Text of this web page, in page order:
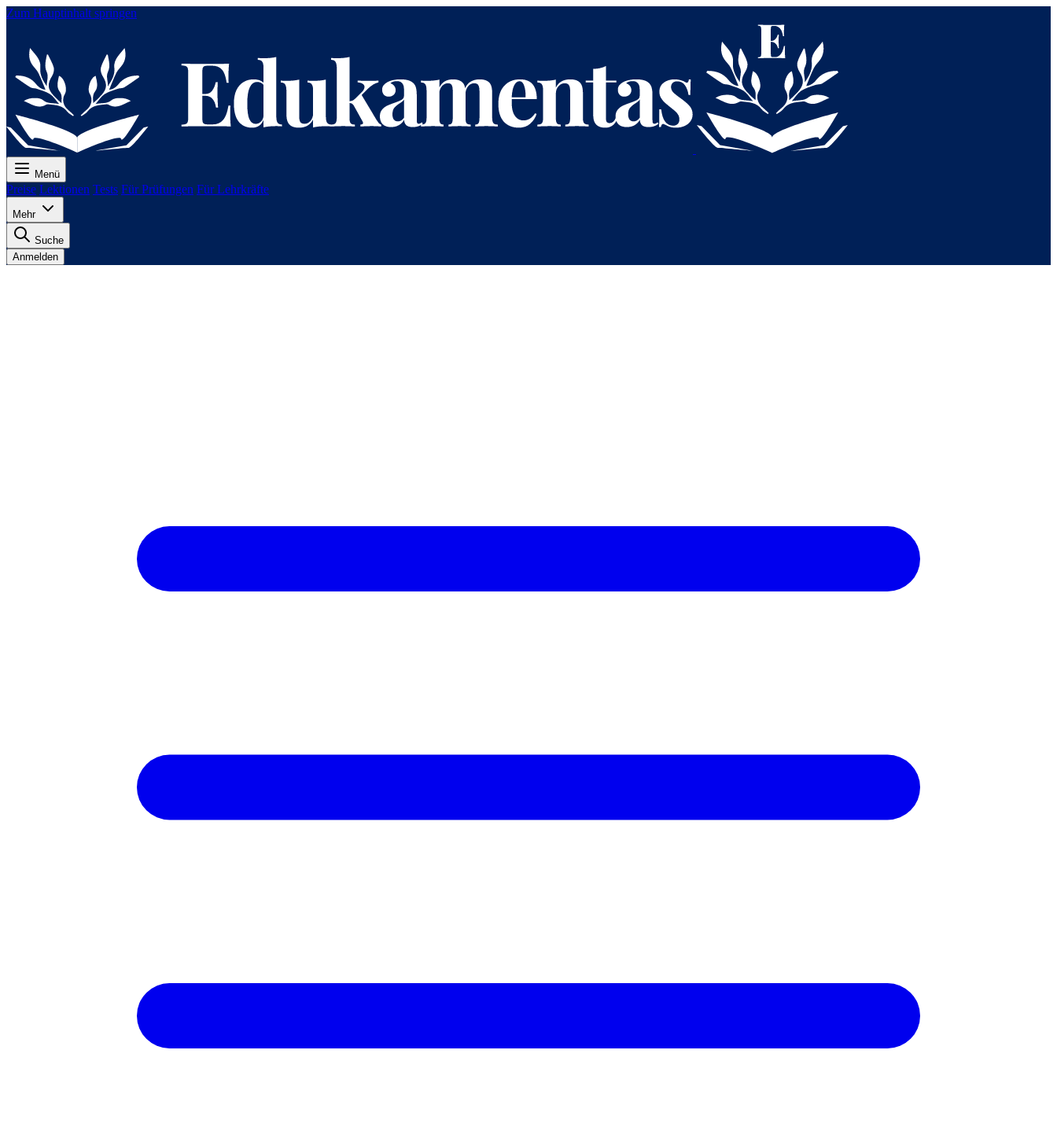
Zum Hauptinhalt springen
Menü
Preise Lektionen Tests Für Prüfungen Für Lehrkräfte
Mehr
Suche
Anmelden